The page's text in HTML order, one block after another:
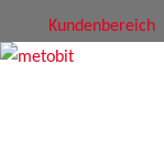
Kundenbereich